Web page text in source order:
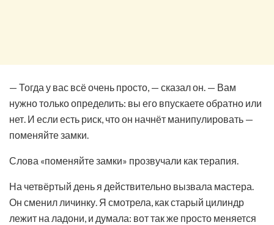
— Тогда у вас всё очень просто, — сказал он. — Вам
нужно только определить: вы его впускаете обратно или
нет. И если есть риск, что он начнёт манипулировать —
поменяйте замки.
Слова «поменяйте замки» прозвучали как терапия.
На четвёртый день я действительно вызвала мастера.
Он сменил личинку. Я смотрела, как старый цилиндр
лежит на ладони, и думала: вот так же просто меняется